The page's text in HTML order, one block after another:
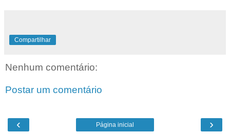
Compartilhar
Nenhum comentário:
Postar um comentário
‹ ›
Página inicial